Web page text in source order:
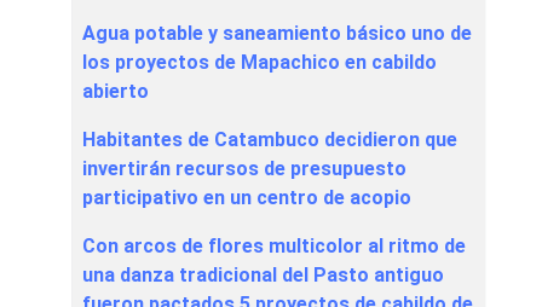
Agua potable y saneamiento básico uno de
los proyectos de Mapachico en cabildo
abierto
Habitantes de Catambuco decidieron que
invertirán recursos de presupuesto
participativo en un centro de acopio
Con arcos de flores multicolor al ritmo de
una danza tradicional del Pasto antiguo